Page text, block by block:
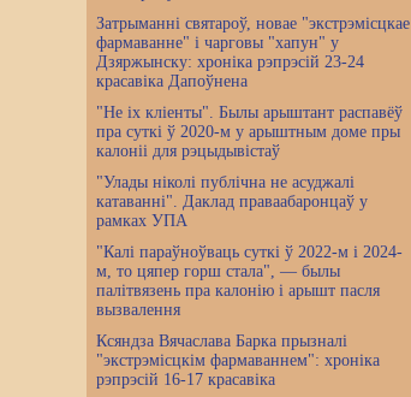
Затрыманні святароў, новае "экстрэмісцкае
фармаванне" і чарговы "хапун" у
Дзяржынску: хроніка рэпрэсій 23-24
красавіка Дапоўнена
"Не іх кліенты". Былы арыштант распавёў
пра суткі ў 2020-м у арыштным доме пры
калоніі для рэцыдывістаў
"Улады ніколі публічна не асуджалі
катаванні". Даклад праваабаронцаў у
рамках УПА
"Калі параўноўваць суткі ў 2022-м і 2024-
м, то цяпер горш стала", — былы
палітвязень пра калонію і арышт пасля
вызвалення
Ксяндза Вячаслава Барка прызналі
"экстрэмісцкім фармаваннем": хроніка
рэпрэсій 16-17 красавіка